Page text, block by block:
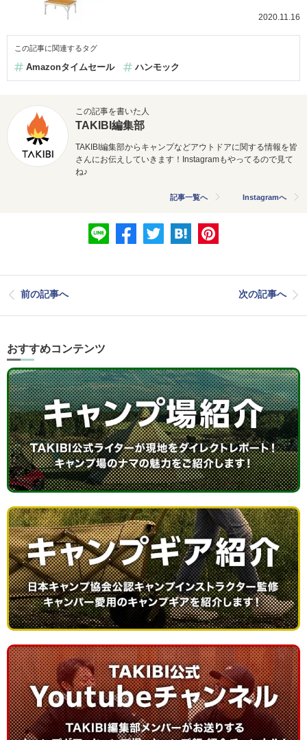
2020.11.16
この記事に関連するタグ
Amazonタイムセール ハンモック
この記事を書いた人
TAKIBI編集部
TAKIBI編集部からキャンプなどアウトドアに関する情報を皆
さんにお伝えしていきます！Instagramもやってるので見て
ね♪
記事一覧へ Instagramへ
前の記事へ 次の記事へ
おすすめコンテンツ